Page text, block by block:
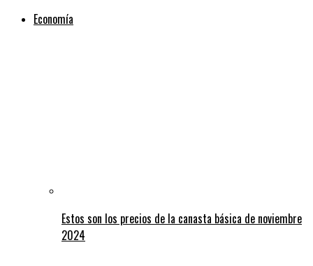
Economía
Estos son los precios de la canasta básica de noviembre
2024